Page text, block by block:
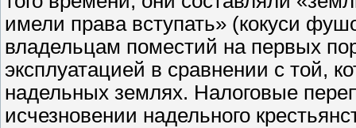
имели права вступать» (кокуси
владельцам поместий на первых
эксплуатацией в сравнении с той,
надельных землях. Налоговые
исчезновении надельного